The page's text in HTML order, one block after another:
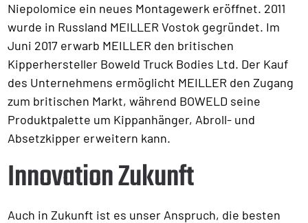
Niepolomice ein neues Montagewerk eröffnet. 2011
wurde in Russland MEILLER Vostok gegründet. Im
Juni 2017 erwarb MEILLER den britischen
Kipperhersteller Boweld Truck Bodies Ltd. Der Kauf
des Unternehmens ermöglicht MEILLER den Zugang
zum britischen Markt, während BOWELD seine
Produktpalette um Kippanhänger, Abroll- und
Absetzkipper erweitern kann.
Innovation Zukunft
Auch in Zukunft ist es unser Anspruch, die besten